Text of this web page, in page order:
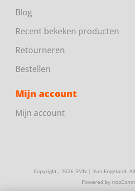
Blog
Recent bekeken producten
Retourneren
Bestellen
Mijn account
Mijn account
Copyright ; 2026 BMN | Van Engeland.
Powered by